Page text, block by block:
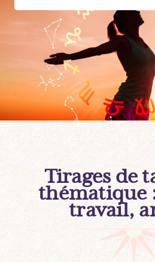
Tirages de
thématique
travail,